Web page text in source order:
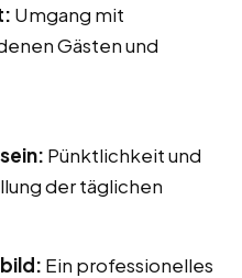
Umgang mit
Gästen und
Pünktlichkeit und
der täglichen
Ein professionelles